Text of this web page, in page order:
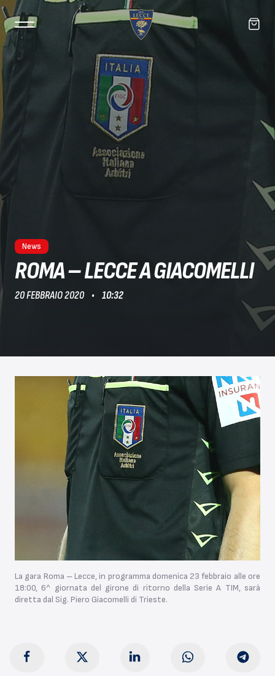
News
ROMA – LECCE A GIACOMELLI
20 FEBBRAIO 2020 10:32
La gara Roma – Lecce, in programma domenica 23 febbraio alle ore
18:00, 6^ giornata del girone di ritorno della Serie A TIM, sarà
diretta dal Sig. Piero Giacomelli di Trieste.